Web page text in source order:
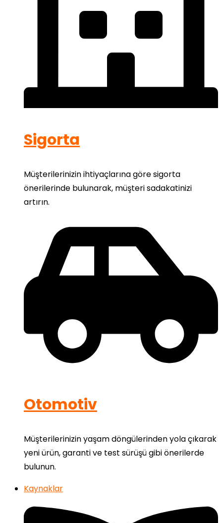
Sigorta
Müşterilerinizin ihtiyaçlarına göre sigorta
önerilerinde bulunarak, müşteri sadakatinizi
artırın.
Otomotiv
Müşterilerinizin yaşam döngülerinden yola çıkarak
yeni ürün, garanti ve test sürüşü gibi önerilerde
bulunun.
Kaynaklar